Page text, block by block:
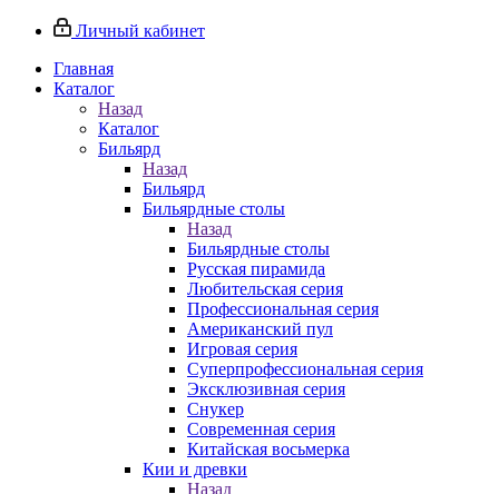
Личный кабинет
Главная
Каталог
Назад
Каталог
Бильярд
Назад
Бильярд
Бильярдные столы
Назад
Бильярдные столы
Русская пирамида
Любительская серия
Профессиональная серия
Американский пул
Игровая серия
Суперпрофессиональная серия
Эксклюзивная серия
Снукер
Современная серия
Китайская восьмерка
Кии и древки
Назад